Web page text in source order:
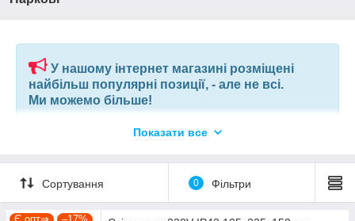
У нашому інтернет магазині розміщені
найбільш популярні позиції, - але не всі.
Ми можемо більше!
Якщо ви шукаєте конкретну позицію або заміну товару, який
наші фахівці в короткий термін підберуть вам позиції за
вашим запитом, або аналоги інших виробників.
+380675038212
Показати все
Сортування 0 Фільтри